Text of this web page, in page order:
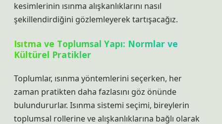
kesimlerinin ısınma alışkanlıklarını nasıl
şekillendirdiğini gözlemleyerek tartışacağız.
Isıtma ve Toplumsal Yapı: Normlar ve
Kültürel Pratikler
Toplumlar, ısınma yöntemlerini seçerken, her
zaman pratikten daha fazlasını göz önünde
bulundururlar. Isınma sistemi seçimi, bireylerin
toplumsal rollerine ve alışkanlıklarına bağlı olarak